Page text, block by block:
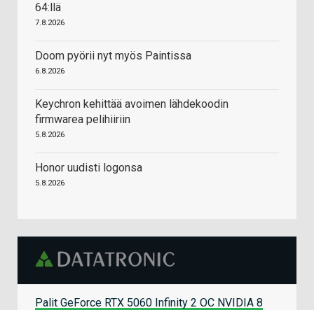
64:llä
7.8.2026
Doom pyörii nyt myös Paintissa
6.8.2026
Keychron kehittää avoimen lähdekoodin
firmwarea pelihiiriin
5.8.2026
Honor uudisti logonsa
5.8.2026
Palit GeForce RTX 5060 Infinity 2 OC NVIDIA 8